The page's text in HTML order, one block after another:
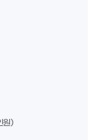
원)